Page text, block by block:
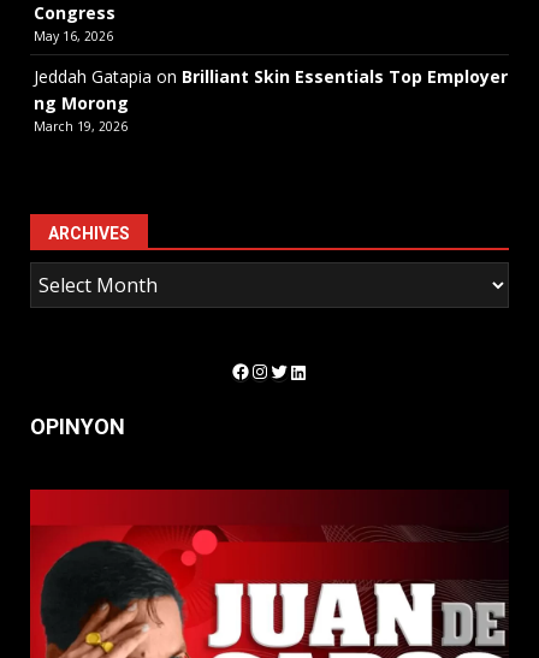
Congress
May 16, 2026
Jeddah Gatapia on Brilliant Skin Essentials Top Employer
ng Morong
March 19, 2026
ARCHIVES
Facebook
Instagram
Twitter
LinkedIn
OPINYON